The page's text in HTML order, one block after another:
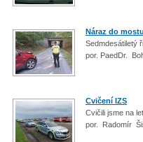
Náraz do
Sedmdesátiletý
por. PaedDr.
Cvičení IZS
Cvičili jsme na
por. Radomír